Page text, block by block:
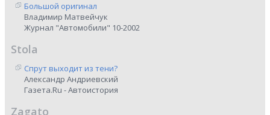
Большой оригинал
Владимир Матвейчук
Журнал "Автомобили" 10-2002
Stola
Спрут выходит из тени?
Александр Андриевский
Газета.Ru - Автоистория
Zagato